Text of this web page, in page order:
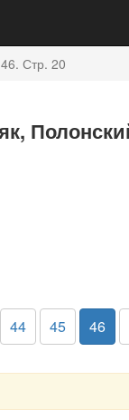
46. Стр. 20
44 45 46